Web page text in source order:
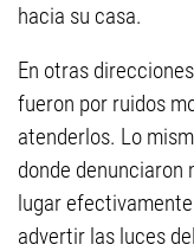
hacia su casa.
En otras
fueron por ruidos
atenderlos. Lo
donde denunciaron
lugar
advertir las luces